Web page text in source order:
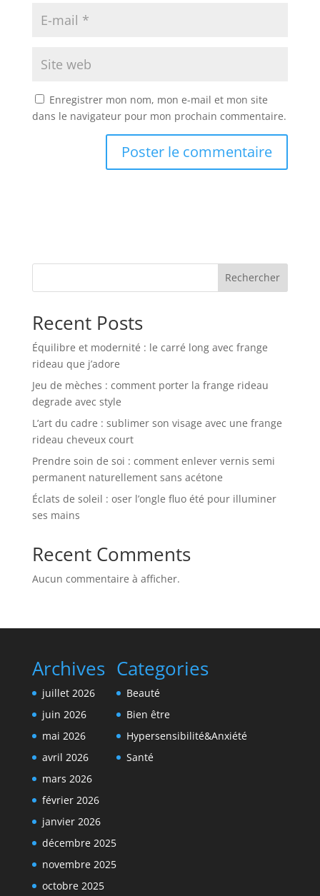
Enregistrer mon nom, mon e-mail et mon site
dans le navigateur pour mon prochain commentaire.
Rechercher
Recent Posts
Équilibre et modernité : le carré long avec frange
rideau que j’adore
Jeu de mèches : comment porter la frange rideau
degrade avec style
L’art du cadre : sublimer son visage avec une frange
rideau cheveux court
Prendre soin de soi : comment enlever vernis semi
permanent naturellement sans acétone
Éclats de soleil : oser l’ongle fluo été pour illuminer
ses mains
Recent Comments
Aucun commentaire à afficher.
Archives
juillet 2026
juin 2026
mai 2026
avril 2026
mars 2026
février 2026
janvier 2026
décembre 2025
novembre 2025
octobre 2025
Categories
Beauté
Bien être
Hypersensibilité&Anxiété
Santé